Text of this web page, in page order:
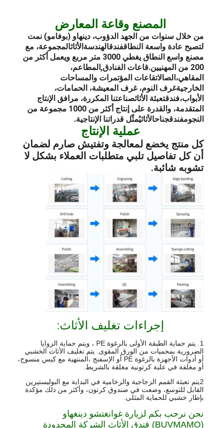
المصنع وقاعة المعارض
من خلال سنوات من الجهد الدؤوب، دينهاو (بوفامو) نمت
لتصبح عادة واسعة النطاقفندقالهندسة الأثاثالمجموعة، مع
مصنع واسع النطاق يغطي 3000 متر مربع ويعمل أكثر من
200 من المهنيين.
قاعات الفنادق, المطاعم،
المقاهي، الصالاتقاعات المؤتمرات والمساحات
الخارجيةغرف النوم، غرف المعيشة، الحمامات،
الأبواب،فندقتعبئة الأثاثصناعتنا المكررة، مرافق الإنتاج
المتقدمة، والقدرة على إنتاج أكثر من 1000 مجموعة من
النجومفندقجناحالأثاثيُمثّل قدراتنا الإنتاجية.
عملية الإنتاج
كل منتج يخضع لمعالجة وتفتيش صارم لضمان
أن كل تفاصيل تلبي متطلبات العملاء بشكل لا
تشوبه شائبة.
إجراءات تغليف الأثاث:
1. يتم حماية الطبقة الأولى بالرغوة PE ، ويتم حماية الزوايا
الضرورية بمحميات من الورق المقوى. يتم تغليف الأثاث الخشبي
أو أدوات الأجهزة بالرغوة PE أو الإسفنج ،المنتهية مع كيس منسوج،
أو مغلفة في علبة كرتونية مغلقة بالشريط.
2يتم تعبئة القمم الزجاجية والرخامية في البداية مع البوليستيرين
القابل للتوسع، وضعت في صندوق كرتون، وأكثر من ذلك مؤكدة
بإطار خشبي للحماية المثلى.
نحن نرحب بكم لزيارة غوانغتشو دينغهاو
(BUVMAMO) فندق الأثاث الشركة المحدودة